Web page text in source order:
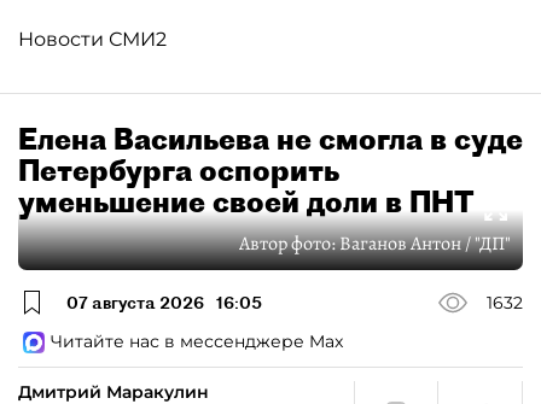
Новости СМИ2
Елена Васильева не смогла в суде
Петербурга оспорить
уменьшение своей доли в ПНТ
Автор фото:Ваганов Антон / "ДП"
07 августа 2026 16:05
1632
Читайте нас в мессенджере Max
Дмитрий Маракулин